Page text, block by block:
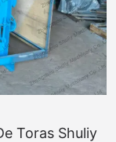
Toras Shuliy